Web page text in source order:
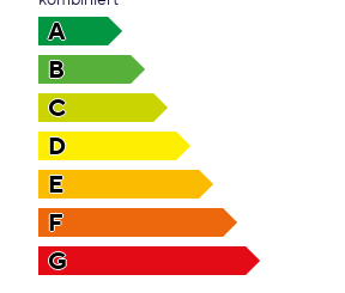
A
B
C
D
E
F
G